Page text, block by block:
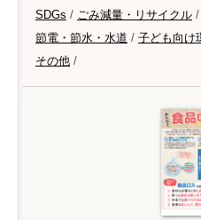
SDGs / ごみ減量・リサイクル /
節電・節水・水道 / 子ども向け
その他 /